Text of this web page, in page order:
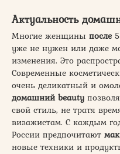
Актуальность
Многие женщины после
уже не нужен или даже
изменения. Это
Современные
очень деликатный и
домашний beauty
свой стиль, не тратя
визажистам. С каждым
России предпочитают
новые техники и